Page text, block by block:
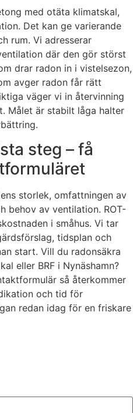
med otäta klimatskal,
Det kan ge varierande
rum. Vi adresserar
där den gör störst
drar radon in i vistelsezon,
avger radon får rätt
väger vi in återvinning
Målet är stabilt låga halter
steg – få
storlek, omfattningen av
behov av ventilation. ROT-
i småhus. Vi tar
tidsplan och
start. Vill du radonsäkra
eller BRF i Nynäshamn?
så återkommer
och tid för
redan idag för en friskare